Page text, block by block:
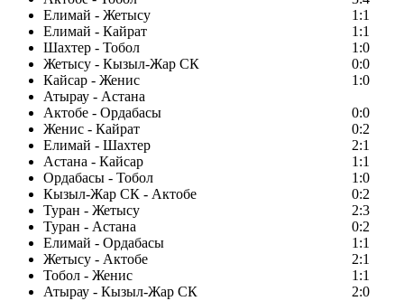
Елимай - Жетысу
1:1
Елимай - Кайрат
1:1
Шахтер - Тобол
1:0
Жетысу - Кызыл-Жар СК
0:0
Кайсар - Женис
1:0
Атырау - Астана
Актобе - Ордабасы
0:0
Женис - Кайрат
0:2
Елимай - Шахтер
2:1
Астана - Кайсар
1:1
Ордабасы - Тобол
1:0
Кызыл-Жар СК - Актобе
0:2
Туран - Жетысу
2:3
Туран - Астана
0:2
Елимай - Ордабасы
1:1
Жетысу - Актобе
2:1
Тобол - Женис
1:1
Атырау - Кызыл-Жар СК
2:0